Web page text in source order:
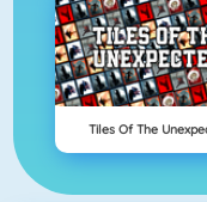
Tiles Of The